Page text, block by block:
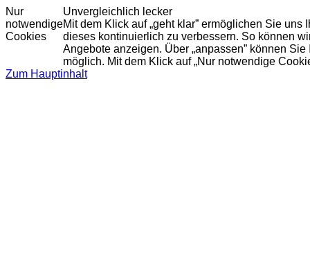
Nur
notwendige
Cookies
Unvergleichlich lecker
Mit dem Klick auf „geht klar” ermöglichen Sie
dieses kontinuierlich zu verbessern. So können
Angebote anzeigen. Über „anpassen” können
möglich. Mit dem Klick auf „Nur notwendige
Zum Hauptinhalt